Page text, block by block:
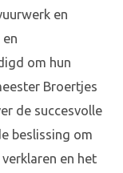
en
om hun
Broertjes
de succesvolle
beslissing om
en het